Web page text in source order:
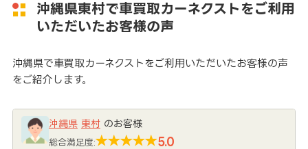
沖縄県東村で車買取カーネクストをご利用
いただいたお客様の声
沖縄県で車買取カーネクストをご利用いただいたお客様の声
をご紹介します。
沖縄県 東村のお客様
総合満足度: 5.0